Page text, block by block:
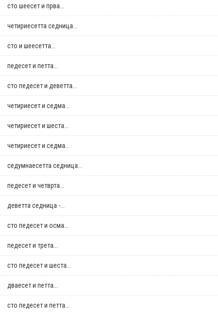
сто шеесет и прва...
четириесетта седница...
сто и шеесетта...
педесет и петта...
сто педесет и деветта...
четириесет и седма...
четириесет и шеста...
четириесет и седма...
седумнаесетта седница...
педесет и четврта...
деветта седница -...
сто педесет и осма...
педесет и трета...
сто педесет и шеста...
дваесет и петта...
сто педесет и петта...